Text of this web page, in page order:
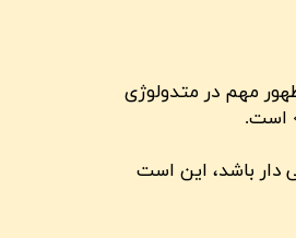
مهم در متدولوژی
است.
دار باشد، این است